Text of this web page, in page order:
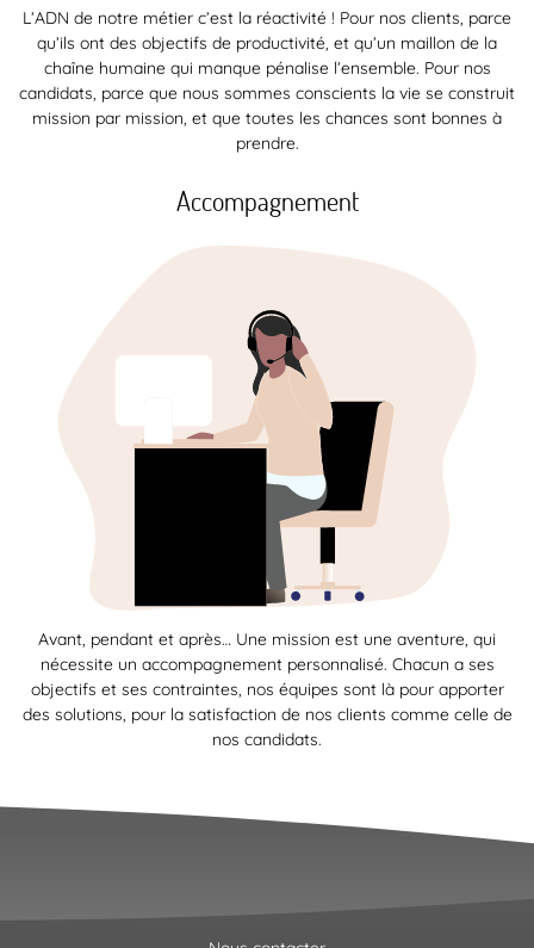
L’ADN de notre métier c’est la réactivité ! Pour nos clients, parce
qu’ils ont des objectifs de productivité, et qu’un maillon de la
chaîne humaine qui manque pénalise l’ensemble. Pour nos
candidats, parce que nous sommes conscients la vie se construit
mission par mission, et que toutes les chances sont bonnes à
prendre.
Accompagnement
Avant, pendant et après… Une mission est une aventure, qui
nécessite un accompagnement personnalisé. Chacun a ses
objectifs et ses contraintes, nos équipes sont là pour apporter
des solutions, pour la satisfaction de nos clients comme celle de
nos candidats.